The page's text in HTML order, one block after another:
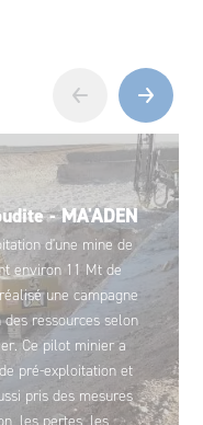
- MA'ADEN
d'une mine de
environ 11 Mt de
une campagne
des ressources selon
Ce pilot minier a
pré-exploitation et
pris des mesures
‹ ›